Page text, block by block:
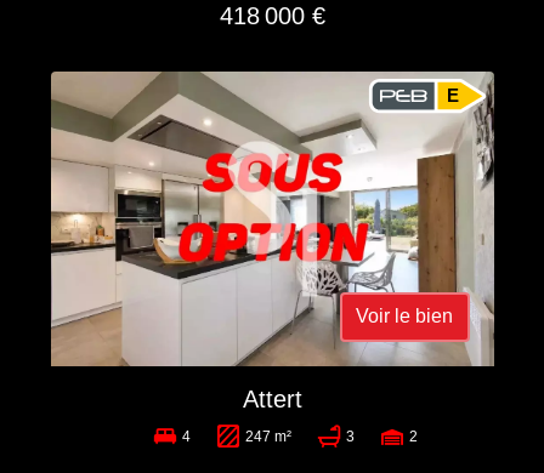
418 000 €
Voir le bien
E
Attert
4 247 m² 3 2